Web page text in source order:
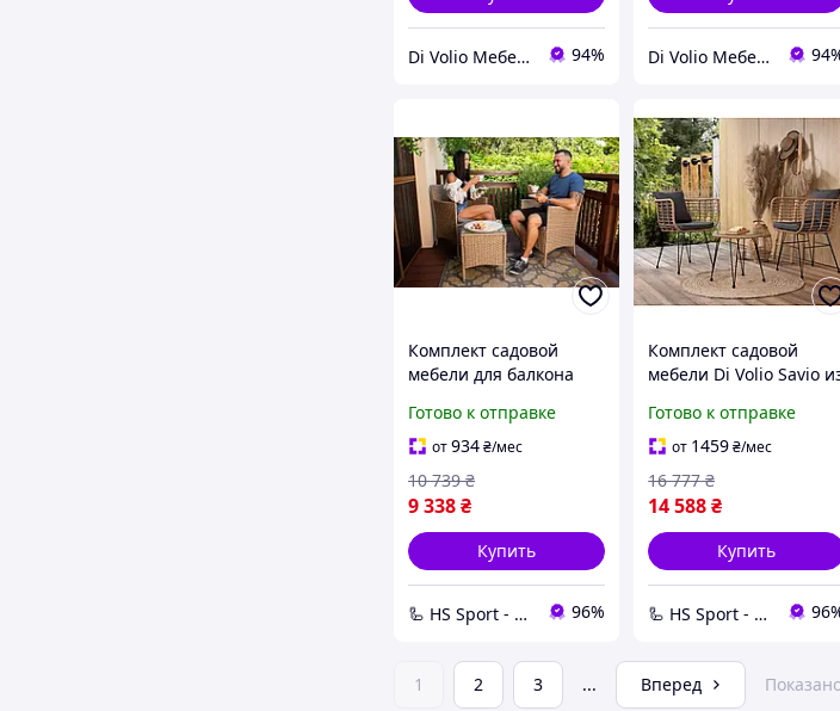
Di Volio Мебель для Дома и Сада 94% Di Volio Мебель для Дома и Сада
Комплект садовой
мебели для балкона
ротанга Садовая
мебель DiVolio Siena
бежевая/светло-серая
Готово к отправке
от934₴/мес
9 338₴
10 739 ₴
Купить
🦾 HS Sport - Офіційний дистриб'ютор тренажерів Hop-Sport 96%
Комплект садовой
мебели Di Volio Savio
столик с подушками,
для террасы, балкона,
дачи
Готово к отправке
от 1459₴/мес
14 588₴
16 777 ₴
Купить
🦾 HS Sport - Офіційний дистриб'ютор тренажерів Hop-Sport
1 2 3 ... Вперед